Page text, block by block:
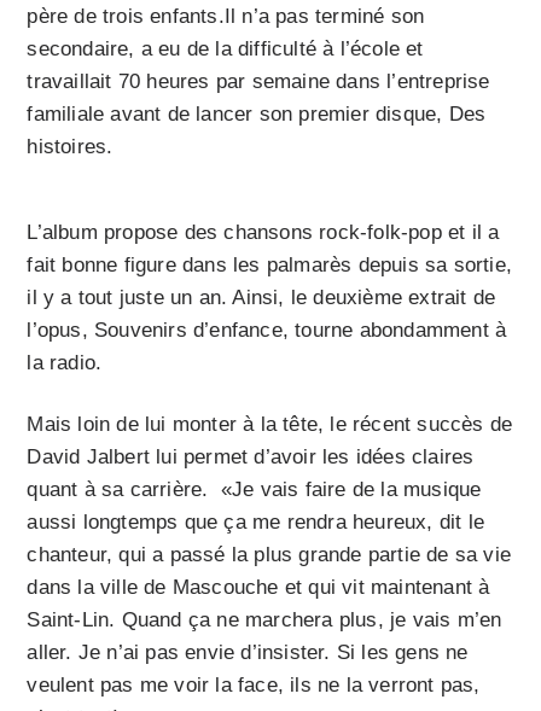
père de trois enfants.Il n’a pas terminé son
secondaire, a eu de la difficulté à l’école et
travaillait 70 heures par semaine dans l’entreprise
familiale avant de lancer son premier disque, Des
histoires.
L’album propose des chansons rock-folk-pop et il a
fait bonne figure dans les palmarès depuis sa sortie,
il y a tout juste un an. Ainsi, le deuxième extrait de
l’opus, Souvenirs d’enfance, tourne abondamment à
la radio.
Mais loin de lui monter à la tête, le récent succès de
David Jalbert lui permet d’avoir les idées claires
quant à sa carrière. «Je vais faire de la musique
aussi longtemps que ça me rendra heureux, dit le
chanteur, qui a passé la plus grande partie de sa vie
dans la ville de Mascouche et qui vit maintenant à
Saint-Lin. Quand ça ne marchera plus, je vais m’en
aller. Je n’ai pas envie d’insister. Si les gens ne
veulent pas me voir la face, ils ne la verront pas,